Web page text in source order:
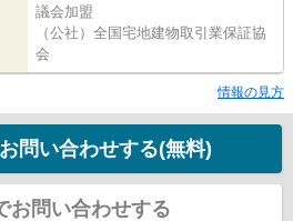
議会加盟
（公社）全国宅地建物取引業保証協
会
情報の見方
問い合わせする(無料)
お問い合わせする